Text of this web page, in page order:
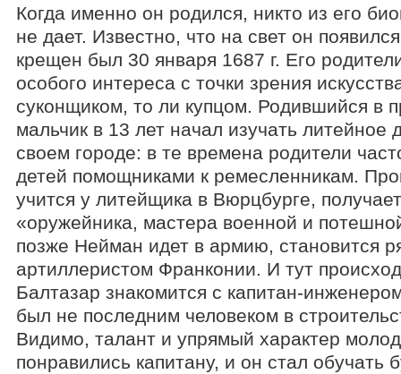
Когда именно он родился, никто из его
не дает. Известно, что на свет он
крещен был 30 января 1687 г. Его
особого интереса с точки зрения
суконщиком, то ли купцом. Родившийся в
мальчик в 13 лет начал изучать литейное
своем городе: в те времена родители
детей помощниками к ремесленникам.
учится у литейщика в Вюрцбурге,
«оружейника, мастера военной и
позже Нейман идет в армию, становится
артиллеристом Франконии. И тут
Балтазар знакомится с капитан-
был не последним человеком в
Видимо, талант и упрямый характер
понравились капитану, и он стал обучать